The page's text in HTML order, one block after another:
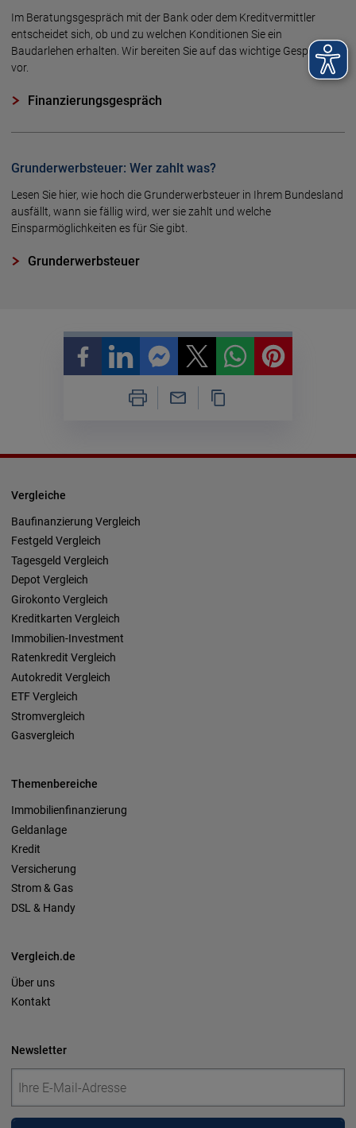
Im Beratungsgespräch mit der Bank oder dem Kreditvermittler
entscheidet sich, ob und zu welchen Konditionen Sie ein
Baudarlehen erhalten. Wir bereiten Sie auf das wichtige Gespräch
vor.
Finanzierungsgespräch
Grunderwerbsteuer: Wer zahlt was?
Lesen Sie hier, wie hoch die Grunderwerbsteuer in Ihrem Bundesland
ausfällt, wann sie fällig wird, wer sie zahlt und welche
Einsparmöglichkeiten es für Sie gibt.
Grunderwerbsteuer
Vergleiche
Baufinanzierung Vergleich
Festgeld Vergleich
Tagesgeld Vergleich
Depot Vergleich
Girokonto Vergleich
Kreditkarten Vergleich
Immobilien-Investment
Ratenkredit Vergleich
Autokredit Vergleich
ETF Vergleich
Stromvergleich
Gasvergleich
Themenbereiche
Immobilienfinanzierung
Geldanlage
Kredit
Versicherung
Strom & Gas
DSL & Handy
Vergleich.de
Über uns
Kontakt
Newsletter